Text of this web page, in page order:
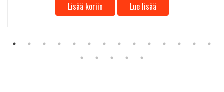
Lisää koriin Lue lisää